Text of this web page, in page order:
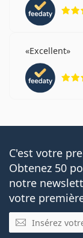
Excellent
C'est votre
Obtenez 50
notre
votre
E-mail